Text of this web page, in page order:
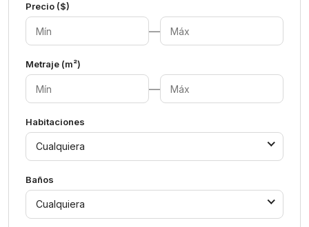
Precio ($)
—
Metraje (m²)
—
Habitaciones
Cualquiera
Baños
Cualquiera